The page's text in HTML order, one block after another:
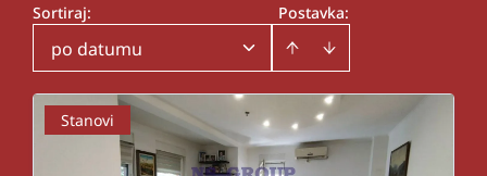
Postavka:
Sortiraj:
po datumu
Stanovi